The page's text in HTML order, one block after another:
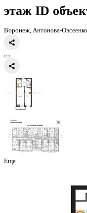
Главная КаталогВсе ЖК
1-
этаж
Воронеж, Антонова-